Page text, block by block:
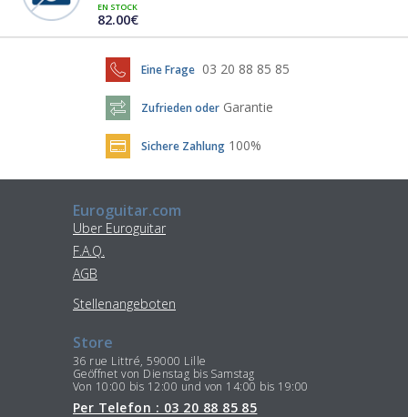
EN STOCK
82.00€
Eine Frage 03 20 88 85 85
Zufrieden oder Garantie
Sichere Zahlung 100%
Euroguitar.com
Uber Euroguitar
F.A.Q.
AGB
Stellenangeboten
Store
36 rue Littré, 59000 Lille
Geöffnet von Dienstag bis Samstag
Von 10:00 bis 12:00 und von 14:00 bis 19:00
Per Telefon : 03 20 88 85 85